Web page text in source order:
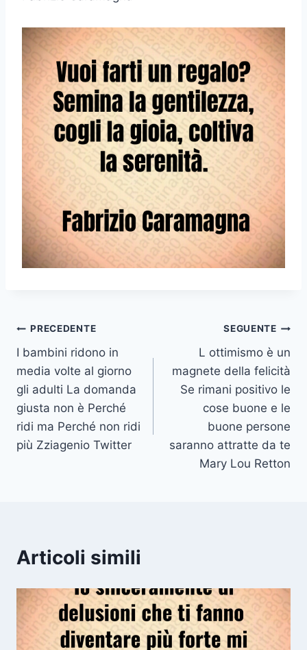
Navigazione
articoli
PRECEDENTE
I bambini ridono in
media volte al giorno
gli adulti La domanda
giusta non è Perché
ridi ma Perché non ridi
più Zziagenio Twitter
SEGUENTE
L ottimismo è un
magnete della felicità
Se rimani positivo le
cose buone e le
buone persone
saranno attratte da te
Mary Lou Retton
Articoli simili